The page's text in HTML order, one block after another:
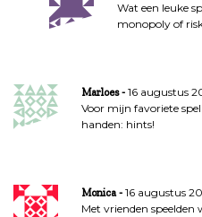
Wat een leuke
monopoly of
Marloes
16 augustus
Voor mijn favoriete
handen: hints!
Monica
16 augustus
Met vrienden